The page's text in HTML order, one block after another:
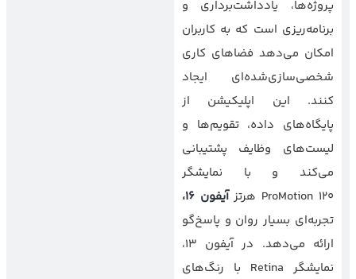
پروژه‌ها، یادداشت‌برداری و
برنامه‌ریزی است که به کاربران
امکان می‌دهد فضاهای کاری
شخصی‌سازی‌شده‌ای ایجاد
کنند. این اپلیکیشن از
پایگاه‌های داده، تقویم‌ها و
لیست‌های وظایف پشتیبانی
می‌کند و با نمایشگر
ProMotion 120 هرتز
آیفون ۱۶ ،
تجربه‌ای بسیار روان و پاسخ‌گو
ارائه می‌دهد. در آیفون ۱۳،
نمایشگر Retina با رنگ‌های